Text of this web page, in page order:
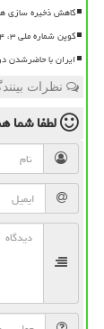
کاهش ذخیره سازی
کوپن شماره ملی ۳، ۴، ۵ و ۶ شارژ شد
ایران با حاضرشدن در 20 رشته مهارتی در رقابتهای جهانی شانگهای شرکت
نظرات
لطفا شما